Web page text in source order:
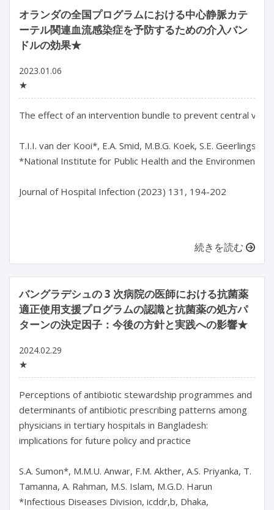
オランダの全国プログラムにおける中心静脈カテ
ーテル関連血流感染症を予防するための介入バン
ドルの効果★
2023.01.06
★
The effect of an intervention bundle to prevent central
T.I.I. van der Kooi*, E.A. Smid, M.B.G. Koek, S.E. Geerlings,
*National Institute for Public Health and the Environment,
Journal of Hospital Infection (2023) 131, 194-202
続きを読む
バングラデシュの 3 次病院の医師における抗菌薬
適正使用支援プログラムの認識と抗菌薬の処方パ
ターンの決定因子：今後の方針と実践への影響★
2024.02.29
★
Perceptions of antibiotic stewardship programmes and
determinants of antibiotic prescribing patterns among
physicians in tertiary hospitals in Bangladesh:
implications for future policy and practice
S.A. Sumon*, M.M.U. Anwar, F.M. Akther, A.S. Priyanka, T.
Tamanna, A. Rahman, M.S. Islam, M.G.D. Harun
*Infectious Diseases Division, icddr,b, Dhaka,